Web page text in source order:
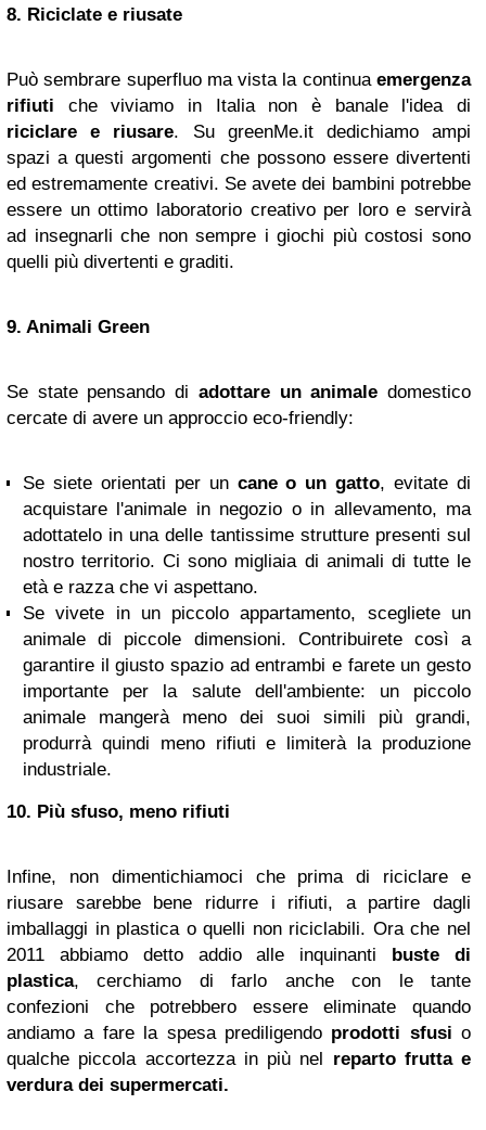
8. Riciclate e riusate
Può sembrare superfluo ma vista la continua emergenza
rifiuti che viviamo in Italia non è banale l'idea di
riciclare e riusare. Su greenMe.it dedichiamo ampi
spazi a questi argomenti che possono essere divertenti
ed estremamente creativi. Se avete dei bambini potrebbe
essere un ottimo laboratorio creativo per loro e servirà
ad insegnarli che non sempre i giochi più costosi sono
quelli più divertenti e graditi.
9. Animali Green
Se state pensando di adottare un animale domestico
cercate di avere un approccio eco-friendly:
Se siete orientati per un cane o un gatto, evitate di
acquistare l'animale in negozio o in allevamento, ma
adottatelo in una delle tantissime strutture presenti sul
nostro territorio. Ci sono migliaia di animali di tutte le
età e razza che vi aspettano.
Se vivete in un piccolo appartamento, scegliete un
animale di piccole dimensioni. Contribuirete così a
garantire il giusto spazio ad entrambi e farete un gesto
importante per la salute dell'ambiente: un piccolo
animale mangerà meno dei suoi simili più grandi,
produrrà quindi meno rifiuti e limiterà la produzione
industriale.
10. Più sfuso, meno rifiuti
Infine, non dimentichiamoci che prima di riciclare e
riusare sarebbe bene ridurre i rifiuti, a partire dagli
imballaggi in plastica o quelli non riciclabili. Ora che nel
2011 abbiamo detto addio alle inquinanti buste di
plastica, cerchiamo di farlo anche con le tante
confezioni che potrebbero essere eliminate quando
andiamo a fare la spesa prediligendo prodotti sfusi o
qualche piccola accortezza in più nel reparto frutta e
verdura dei supermercati.